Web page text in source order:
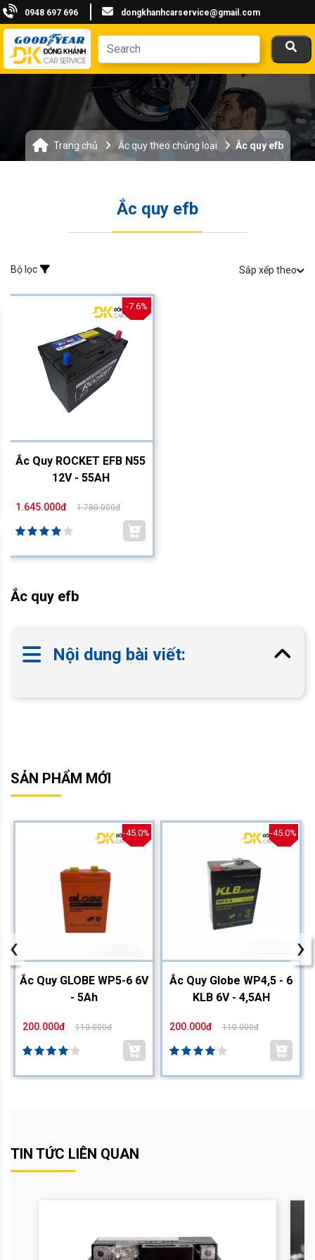
0948 697 696 dongkhanhcarservice@gmail.com
Trang chủ Ắc quy theo chủng loại Ắc quy efb
Ắc quy efb
Bộ lọc Sắp xếp theo
-7.6%
Ắc Quy ROCKET EFB N55
12V - 55AH
1.645.000đ 1.780.000đ
Ắc quy efb
Nội dung bài viết:
SẢN PHẨM MỚI
-45.0%
Ắc Quy GLOBE WP5-6 6V
- 5Ah
200.000đ 110.000đ
-45.0%
Ắc Quy Globe WP4,5 - 6
KLB 6V - 4,5AH
200.000đ 110.000đ
‹ ›
TIN TỨC LIÊN QUAN